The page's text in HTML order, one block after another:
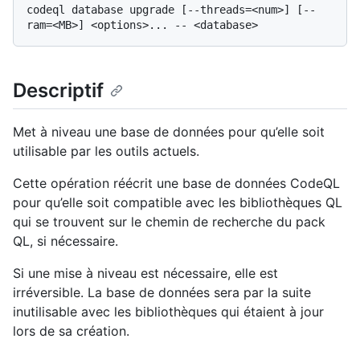
codeql database upgrade [--threads=<num>] [--
Descriptif
Met à niveau une base de données pour qu’elle soit
utilisable par les outils actuels.
Cette opération réécrit une base de données CodeQL
pour qu’elle soit compatible avec les bibliothèques QL
qui se trouvent sur le chemin de recherche du pack
QL, si nécessaire.
Si une mise à niveau est nécessaire, elle est
irréversible. La base de données sera par la suite
inutilisable avec les bibliothèques qui étaient à jour
lors de sa création.